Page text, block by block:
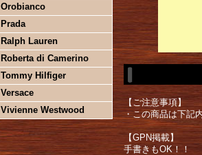
Orobianco
Prada
Ralph Lauren
Roberta di Camerino
Tommy Hilfiger
Versace
Vivienne Westwood
【ご注意事項】
・この商品は下記
【GPN掲載】
手書きもOK！！